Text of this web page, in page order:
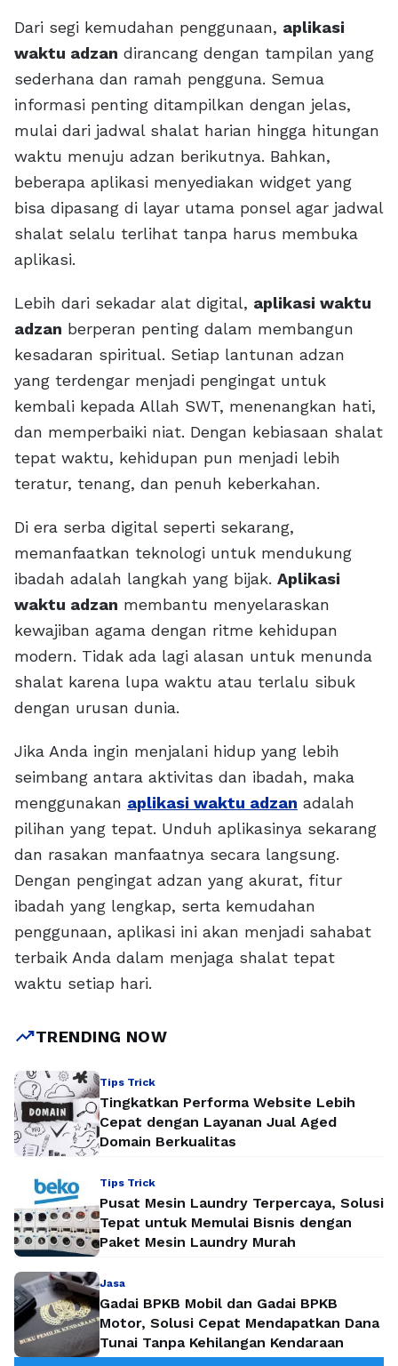
Dari segi kemudahan penggunaan, aplikasi
waktu adzan dirancang dengan tampilan yang
sederhana dan ramah pengguna. Semua
informasi penting ditampilkan dengan jelas,
mulai dari jadwal shalat harian hingga hitungan
waktu menuju adzan berikutnya. Bahkan,
beberapa aplikasi menyediakan widget yang
bisa dipasang di layar utama ponsel agar jadwal
shalat selalu terlihat tanpa harus membuka
aplikasi.
Lebih dari sekadar alat digital, aplikasi waktu
adzan berperan penting dalam membangun
kesadaran spiritual. Setiap lantunan adzan
yang terdengar menjadi pengingat untuk
kembali kepada Allah SWT, menenangkan hati,
dan memperbaiki niat. Dengan kebiasaan shalat
tepat waktu, kehidupan pun menjadi lebih
teratur, tenang, dan penuh keberkahan.
Di era serba digital seperti sekarang,
memanfaatkan teknologi untuk mendukung
ibadah adalah langkah yang bijak. Aplikasi
waktu adzan membantu menyelaraskan
kewajiban agama dengan ritme kehidupan
modern. Tidak ada lagi alasan untuk menunda
shalat karena lupa waktu atau terlalu sibuk
dengan urusan dunia.
Jika Anda ingin menjalani hidup yang lebih
seimbang antara aktivitas dan ibadah, maka
menggunakan aplikasi waktu adzan adalah
pilihan yang tepat. Unduh aplikasinya sekarang
dan rasakan manfaatnya secara langsung.
Dengan pengingat adzan yang akurat, fitur
ibadah yang lengkap, serta kemudahan
penggunaan, aplikasi ini akan menjadi sahabat
terbaik Anda dalam menjaga shalat tepat
waktu setiap hari.
trending_upTRENDING NOW
Tips Trick
Tingkatkan Performa Website Lebih
Cepat dengan Layanan Jual Aged
Domain Berkualitas
Tips Trick
Pusat Mesin Laundry Terpercaya, Solusi
Tepat untuk Memulai Bisnis dengan
Paket Mesin Laundry Murah
Jasa
Gadai BPKB Mobil dan Gadai BPKB
Motor, Solusi Cepat Mendapatkan Dana
Tunai Tanpa Kehilangan Kendaraan